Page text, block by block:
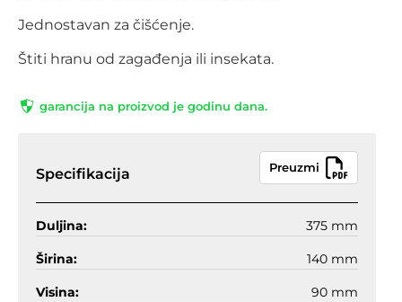
Jednostavan za čišćenje.
Štiti hranu od zagađenja ili insekata.
garancija na proizvod je godinu dana.
Specifikacija Preuzmi
Duljina: 375 mm
Širina: 140 mm
Visina: 90 mm